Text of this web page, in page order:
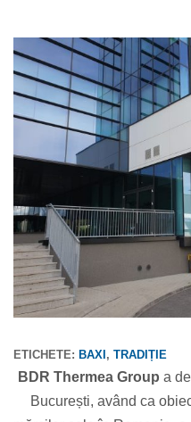
ETICHETE: BAXI, TRADIȚIE
BDR Thermea Group a
București, având ca